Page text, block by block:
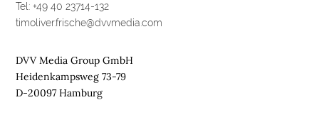
Tel: +49 40 23714-132
timoliver.frische@dvvmedia.com
DVV Media Group GmbH
Heidenkampsweg 73-79
D-20097 Hamburg